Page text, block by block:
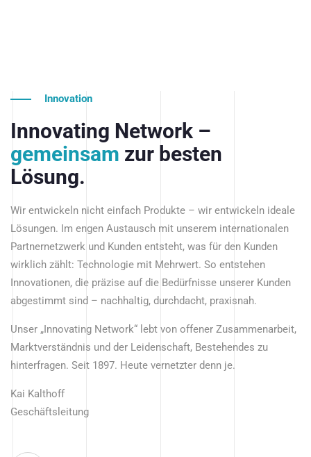
Innovation
Innovating Network –
gemeinsam zur besten
Lösung.
Wir entwickeln nicht einfach Produkte – wir entwickeln ideale
Lösungen. Im engen Austausch mit unserem internationalen
Partnernetzwerk und Kunden entsteht, was für den Kunden
wirklich zählt: Technologie mit Mehrwert. So entstehen
Innovationen, die präzise auf die Bedürfnisse unserer Kunden
abgestimmt sind – nachhaltig, durchdacht, praxisnah.
Unser „Innovating Network“ lebt von offener Zusammenarbeit,
Marktverständnis und der Leidenschaft, Bestehendes zu
hinterfragen. Seit 1897. Heute vernetzter denn je.
Kai Kalthoff
Geschäftsleitung